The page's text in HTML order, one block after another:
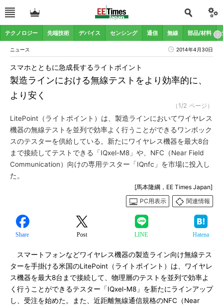
テクノロジー 先端技術 デバイス センシング 通信 無線 部品/材料
ニュース 2014年4月30日
製造ラインにおける無線テストをより効率的に、
より安く
スマホとともに急成長するライトポイント
（1/2 ページ）
LitePoint（ライトポイント）は、製造ラインにおいてワイヤレス
機器の無線テストを並列で効率よく行うことができるワンボック
スのテスターを供給している。新たにワイヤレス機器を最大8台
まで接続してテストできる「IQxel-M8」や、NFC（Near Field
Communication）向けの専用テスター「IQnfc」を市場に投入し
た。
[馬本隆綱，EE Times Japan]
PC用表示
関連情報
Share Post LINE Hatena
スマートフォンなどワイヤレス機器の製造ライン向け無線テス
ターを手掛ける米国のLitePoint（ライトポイント）は、ワイヤレ
ス機器を最大8台まで接続して、物理層のテストを並列で効率よ
く行うことができるテスター「IQxel-M8」を新たにラインアップ
し、受注を始めた。また、近距離無線通信規格のNFC（Near